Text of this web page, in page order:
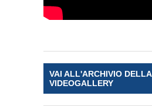
VAI ALL'ARCHIVIO DELLA
VIDEOGALLERY